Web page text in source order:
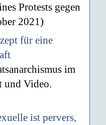
Protests gegen
2021)
für eine
im
und Video.
ist pervers,